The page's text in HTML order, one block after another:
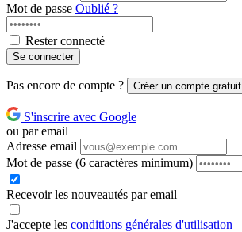
Mot de passe Oublié ?
Rester connecté
Se connecter
Pas encore de compte ? Créer un compte gratuit
S'inscrire avec Google
ou par email
Adresse email
Mot de passe (6 caractères minimum)
Recevoir les nouveautés par email
J'accepte les conditions générales d'utilisation